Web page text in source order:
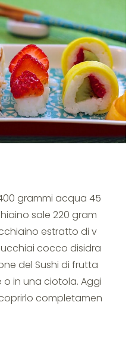
grammi acqua 45
sale 220 gram
estratto di v
cocco disidra
del Sushi di frutta
o in una ciotola. Aggi
completamen